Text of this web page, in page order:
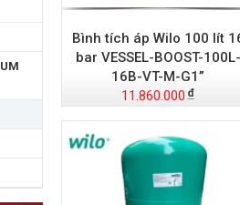
Bình tích áp Wilo 100 lít
bar VESSEL-BOOST-100L-
16B-VT-M-G1”
11.860.000